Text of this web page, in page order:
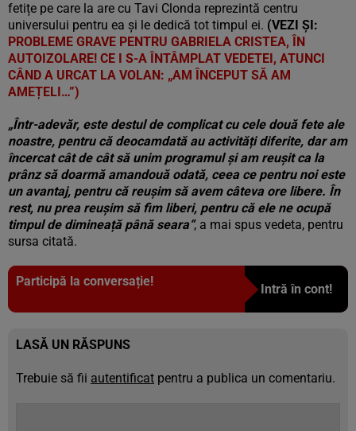
fetițe pe care la are cu Tavi Clonda reprezintă centru
universului pentru ea și le dedică tot timpul ei. (VEZI ȘI:
PROBLEME GRAVE PENTRU GABRIELA CRISTEA, ÎN
AUTOIZOLARE! CE I S-A ÎNTÂMPLAT VEDETEI, ATUNCI
CÂND A URCAT LA VOLAN: „AM ÎNCEPUT SĂ AM
AMEȚELI…”)
„Într-adevăr, este destul de complicat cu cele două fete ale
noastre, pentru că deocamdată au activități diferite, dar am
încercat cât de cât să unim programul și am reușit ca la
prânz să doarmă amandouă odată, ceea ce pentru noi este
un avantaj, pentru că reușim să avem câteva ore libere. În
rest, nu prea reușim să fim liberi, pentru că ele ne ocupă
timpul de dimineață până seara“, a mai spus vedeta, pentru
sursa citată.
Participă la conversație!
Intră în cont!
LASĂ UN RĂSPUNS
Trebuie să fii autentificat pentru a publica un comentariu.